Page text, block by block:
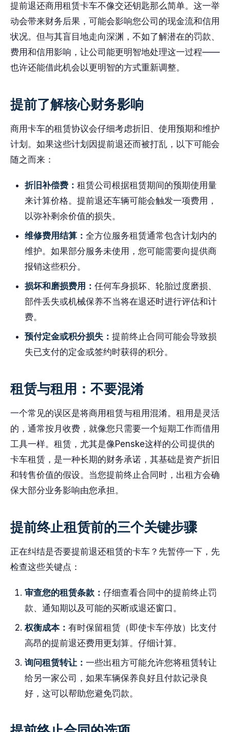
提前退还商用租赁卡车不像交还钥匙那么简单。这一举
动会带来财务后果，可能会影响您公司的现金流和信用
状况。但与其盲目地走向深渊，不如了解潜在的罚款、
费用和信用影响，让公司能更明智地处理这一过程——
也许还能借此机会以更明智的方式重新调整。
提前了解核心财务影响
商用卡车的租赁协议会仔细考虑折旧、使用预期和维护
计划。如果这些计划因提前退还而被打乱，以下可能会
随之而来：
折旧补偿费： 租赁公司根据租赁期间的预期使用量
来计算价格。提前退还车辆可能会触发一项费用，
以弥补剩余价值的损失。
维修费用结算： 全方位服务租赁通常包含计划内的
维护。如果部分服务未使用，您可能需要向提供商
报销这些积分。
损坏和磨损费用： 任何车身损坏、轮胎过度磨损、
部件丢失或机械保养不当将在退还时进行评估和计
费。
预付定金或积分损失： 提前终止合同可能会导致损
失已支付的定金或签约时获得的积分。
租赁与租用：不要混淆
一个常见的误区是将商用租赁与租用混淆。租用是灵活
的，通常按月收费，就像您只需要一个短期工作而借用
工具一样。租赁，尤其是像Penske这样的公司提供的
卡车租赁，是一种长期的财务承诺，其基础是资产折旧
和转售价值的假设。当您提前终止合同时，出租方会确
保大部分业务影响由您承担。
提前终止租赁前的三个关键步骤
正在纠结是否要提前退还租赁的卡车？先暂停一下，先
检查这些关键点：
审查您的租赁条款： 仔细查看合同中的提前终止罚
款、通知期以及可能的买断或退还窗口。
权衡成本： 有时保留租赁（即使卡车停放）比支付
高昂的提前退还费用更划算。仔细计算。
询问租赁转让： 一些出租方可能允许您将租赁转让
给另一家公司，如果车辆保养良好且付款记录良
好，这可以帮助您避免罚款。